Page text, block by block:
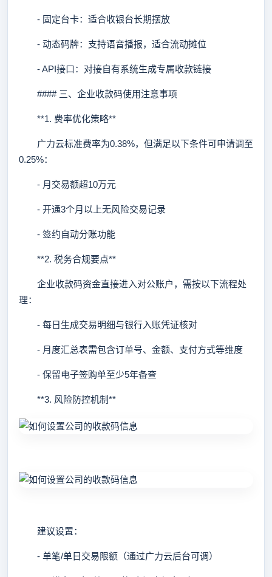
- 固定台卡：适合收银台长期摆放
- 动态码牌：支持语音播报，适合流动摊位
- API接口：对接自有系统生成专属收款链接
#### 三、企业收款码使用注意事项
**1. 费率优化策略**
广力云标准费率为0.38%，但满足以下条件可申请调至
0.25%：
- 月交易额超10万元
- 开通3个月以上无风险交易记录
- 签约自动分账功能
**2. 税务合规要点**
企业收款码资金直接进入对公账户，需按以下流程处
理：
- 每日生成交易明细与银行入账凭证核对
- 月度汇总表需包含订单号、金额、支付方式等维度
- 保留电子签购单至少5年备查
**3. 风险防控机制**
建议设置：
- 单笔/单日交易限额（通过广力云后台可调）